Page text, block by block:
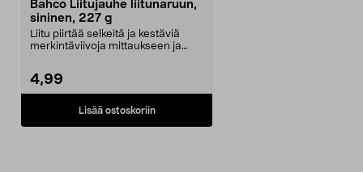
Bahco Liitujauhe liitunaruun,
sininen, 227 g
Liitu piirtää selkeitä ja kestäviä
merkintäviivoja mittaukseen ja
4,99
Lisää ostoskoriin